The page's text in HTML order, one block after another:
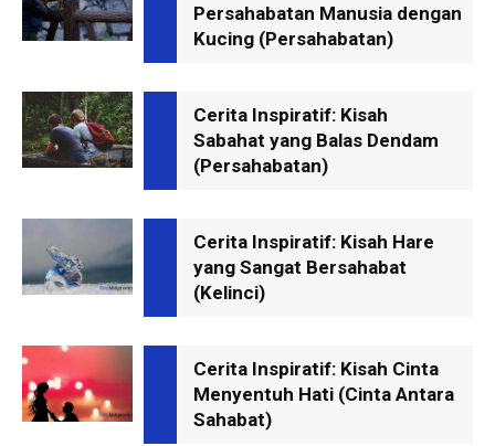
Persahabatan Manusia dengan
Kucing (Persahabatan)
Cerita Inspiratif: Kisah
Sabahat yang Balas Dendam
(Persahabatan)
Cerita Inspiratif: Kisah Hare
yang Sangat Bersahabat
(Kelinci)
Cerita Inspiratif: Kisah Cinta
Menyentuh Hati (Cinta Antara
Sahabat)